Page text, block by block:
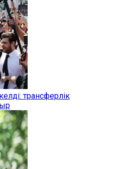
трансферлік